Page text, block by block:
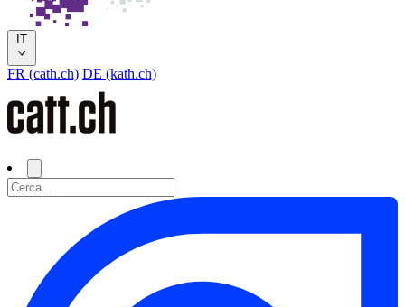
IT
FR (cath.ch) DE (kath.ch)